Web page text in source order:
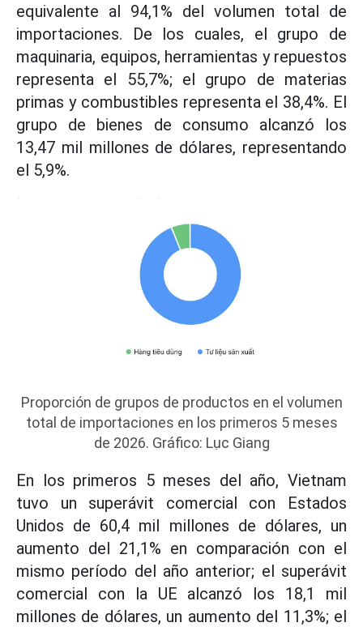
equivalente al 94,1% del volumen total de
importaciones. De los cuales, el grupo de
maquinaria, equipos, herramientas y repuestos
representa el 55,7%; el grupo de materias
primas y combustibles representa el 38,4%. El
grupo de bienes de consumo alcanzó los
13,47 mil millones de dólares, representando
el 5,9%.
Proporción de grupos de productos en el volumen
total de importaciones en los primeros 5 meses
de 2026. Gráfico: Lục Giang
En los primeros 5 meses del año, Vietnam
tuvo un superávit comercial con Estados
Unidos de 60,4 mil millones de dólares, un
aumento del 21,1% en comparación con el
mismo período del año anterior; el superávit
comercial con la UE alcanzó los 18,1 mil
millones de dólares, un aumento del 11,3%; el